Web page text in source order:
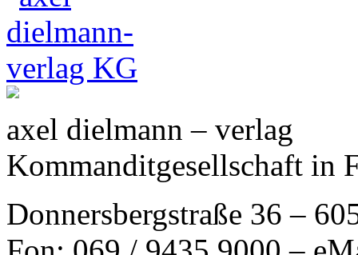
axel dielmann – verlag
Kommanditgesellschaft in
Donnersbergstraße 36 –